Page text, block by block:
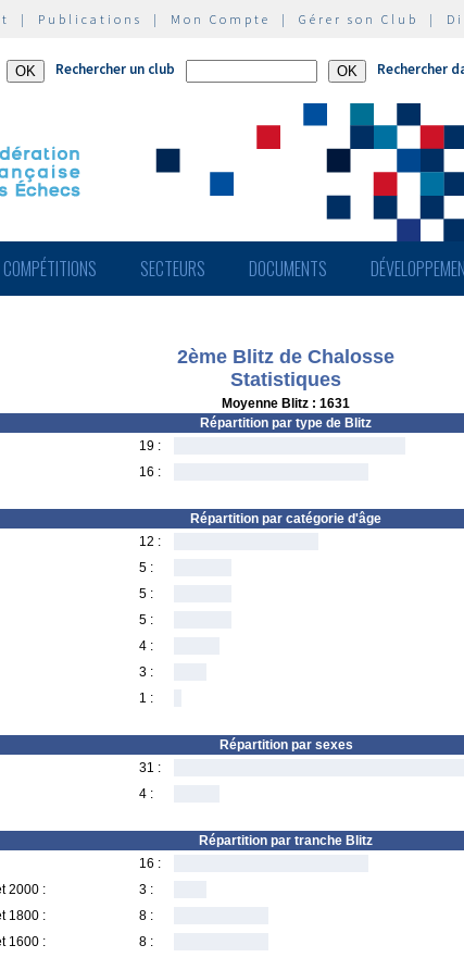
| Publications | Mon Compte | Gérer son Club |
Rechercher un club Rechercher
COMPÉTITIONS SECTEURS DOCUMENTS
2ème Blitz de Chalosse
Statistiques
Moyenne Blitz : 1631
Répartition par type de Blitz
19 :
16 :
Répartition par catégorie d'âge
12 :
5 :
5 :
5 :
4 :
3 :
1 :
Répartition par sexes
31 :
4 :
Répartition par tranche Blitz
16 :
2000 :
3 :
1800 :
8 :
1600 :
8 :